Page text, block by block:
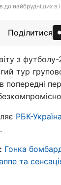
найбрудніших в
Поділитися
з
тур
РБК-Україна
.
Гонка
та